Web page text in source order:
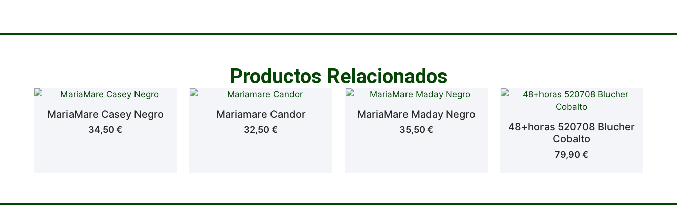
Productos Relacionados
MariaMare Casey Negro
34,50€
Mariamare Candor
32,50€
MariaMare Maday Negro
35,50 €
48+horas 520708 Blucher
Cobalto
79,90€